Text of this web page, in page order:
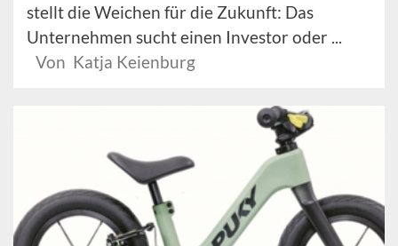
stellt die Weichen für die Zukunft: Das
Unternehmen sucht einen Investor oder ...
Von Katja Keienburg